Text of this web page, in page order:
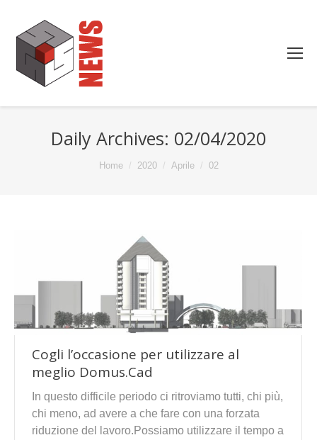
Daily Archives: 02/04/2020
Home 2020 Aprile 02
Cogli l’occasione per utilizzare al
meglio Domus.Cad
In questo difficile periodo ci ritroviamo tutti, chi più,
chi meno, ad avere a che fare con una forzata
riduzione del lavoro.Possiamo utilizzare il tempo a